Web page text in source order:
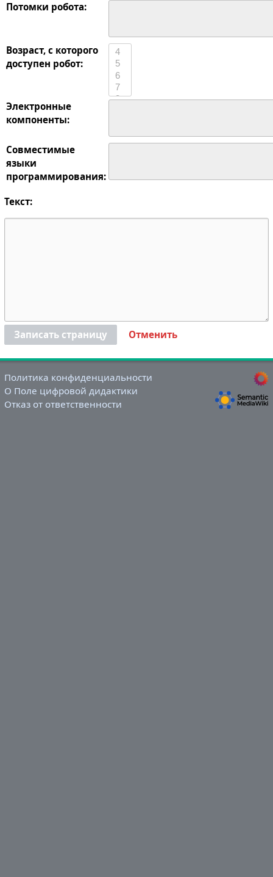
Потомки робота:
Возраст, с которого
доступен робот:
Электронные
компоненты:
Совместимые
языки
программирования:
Текст:
Записать страницу Отменить
Политика конфиденциальности
О Поле цифровой дидактики
Отказ от ответственности